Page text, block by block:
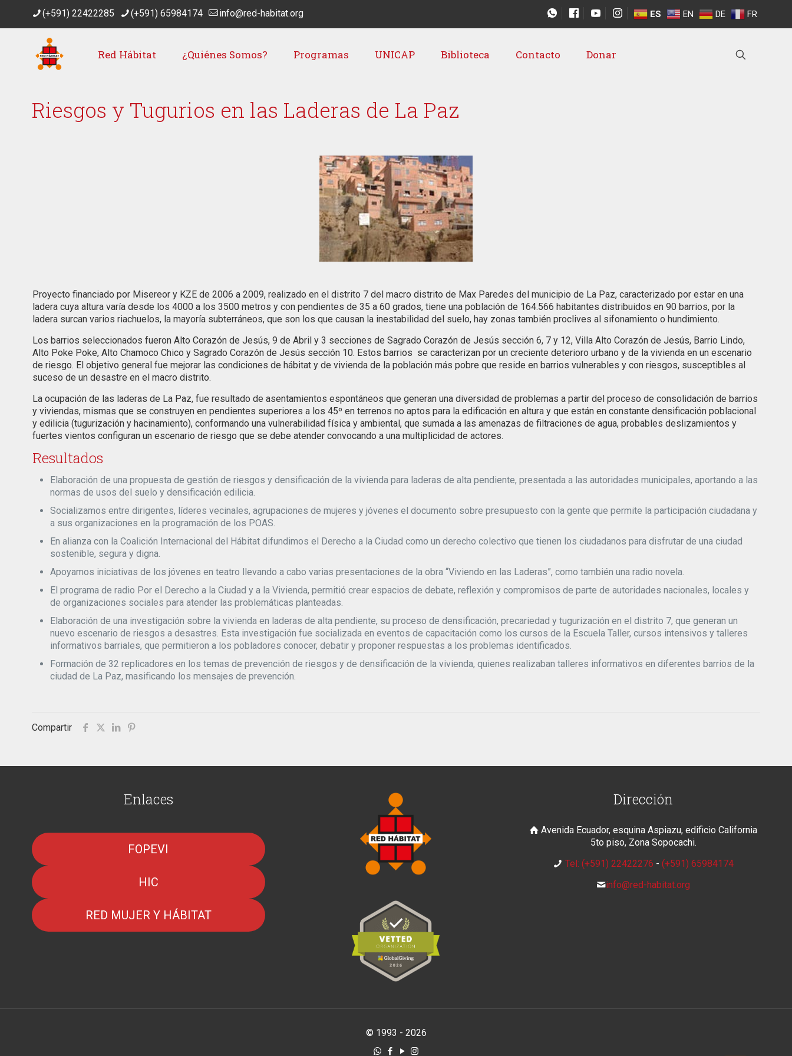
(+591) 22422285 (+591) 65984174 info@red-habitat.org ES EN DE FR
Red Hábitat ¿Quiénes Somos? Programas UNICAP Biblioteca Contacto Donar
Riesgos y Tugurios en las Laderas de La Paz
Proyecto financiado por Misereor y KZE de 2006 a 2009, realizado en el distrito 7 del macro distrito de Max Paredes del municipio de La Paz, caracterizado por estar en una
ladera cuya altura varía desde los 4000 a los 3500 metros y con pendientes de 35 a 60 grados, tiene una población de 164.566 habitantes distribuidos en 90 barrios, por la
ladera surcan varios riachuelos, la mayoría subterráneos, que son los que causan la inestabilidad del suelo, hay zonas también proclives al sifonamiento o hundimiento.
Los barrios seleccionados fueron Alto Corazón de Jesús, 9 de Abril y 3 secciones de Sagrado Corazón de Jesús sección 6, 7 y 12, Villa Alto Corazón de Jesús, Barrio Lindo,
Alto Poke Poke, Alto Chamoco Chico y Sagrado Corazón de Jesús sección 10. Estos barrios se caracterizan por un creciente deterioro urbano y de la vivienda en un escenario
de riesgo. El objetivo general fue mejorar las condiciones de hábitat y de vivienda de la población más pobre que reside en barrios vulnerables y con riesgos, susceptibles al
suceso de un desastre en el macro distrito.
La ocupación de las laderas de La Paz, fue resultado de asentamientos espontáneos que generan una diversidad de problemas a partir del proceso de consolidación de barrios
y viviendas, mismas que se construyen en pendientes superiores a los 45º en terrenos no aptos para la edificación en altura y que están en constante densificación poblacional
y edilicia (tugurización y hacinamiento), conformando una vulnerabilidad física y ambiental, que sumada a las amenazas de filtraciones de agua, probables deslizamientos y
fuertes vientos configuran un escenario de riesgo que se debe atender convocando a una multiplicidad de actores.
Resultados
Elaboración de una propuesta de gestión de riesgos y densificación de la vivienda para laderas de alta pendiente, presentada a las autoridades municipales, aportando a las
normas de usos del suelo y densificación edilicia.
Socializamos entre dirigentes, líderes vecinales, agrupaciones de mujeres y jóvenes el documento sobre presupuesto con la gente que permite la participación ciudadana y
a sus organizaciones en la programación de los POAS.
En alianza con la Coalición Internacional del Hábitat difundimos el Derecho a la Ciudad como un derecho colectivo que tienen los ciudadanos para disfrutar de una ciudad
sostenible, segura y digna.
Apoyamos iniciativas de los jóvenes en teatro llevando a cabo varias presentaciones de la obra “Viviendo en las Laderas”, como también una radio novela.
El programa de radio Por el Derecho a la Ciudad y a la Vivienda, permitió crear espacios de debate, reflexión y compromisos de parte de autoridades nacionales, locales y
de organizaciones sociales para atender las problemáticas planteadas.
Elaboración de una investigación sobre la vivienda en laderas de alta pendiente, su proceso de densificación, precariedad y tugurización en el distrito 7, que generan un
nuevo escenario de riesgos a desastres. Esta investigación fue socializada en eventos de capacitación como los cursos de la Escuela Taller, cursos intensivos y talleres
informativos barriales, que permitieron a los pobladores conocer, debatir y proponer respuestas a los problemas identificados.
Formación de 32 replicadores en los temas de prevención de riesgos y de densificación de la vivienda, quienes realizaban talleres informativos en diferentes barrios de la
ciudad de La Paz, masificando los mensajes de prevención.
Compartir
Enlaces
FOPEVI
HIC
RED MUJER Y HÁBITAT
Dirección
Avenida Ecuador, esquina Aspiazu, edificio California
5to piso, Zona Sopocachi.
Tel: (+591) 22422276 - (+591) 65984174
info@red-habitat.org
© 1993 - 2026